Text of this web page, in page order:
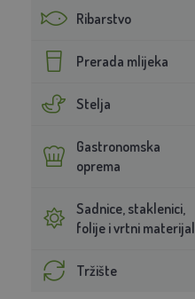
Ribarstvo
Prerada mlijeka
Stelja
Gastronomska
oprema
Sadnice, staklenici,
folije i vrtni materijal
Tržište